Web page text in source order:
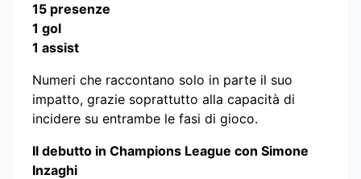
15 presenze
1 gol
1 assist
Numeri che raccontano solo in parte il suo
impatto, grazie soprattutto alla capacità di
incidere su entrambe le fasi di gioco.
Il debutto in Champions League con Simone
Inzaghi